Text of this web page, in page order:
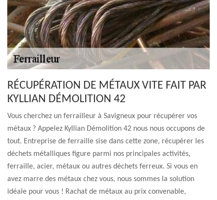
RÉCUPÉRATION DE MÉTAUX VITE FAIT PAR
KYLLIAN DÉMOLITION 42
Vous cherchez un ferrailleur à Savigneux pour récupérer vos
métaux ? Appelez Kyllian Démolition 42 nous nous occupons de
tout. Entreprise de ferraille sise dans cette zone, récupérer les
déchets métalliques figure parmi nos principales activités,
ferraille, acier, métaux ou autres déchets ferreux. Si vous en
avez marre des métaux chez vous, nous sommes la solution
idéale pour vous ! Rachat de métaux au prix convenable,